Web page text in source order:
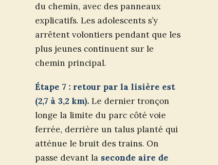
du chemin, avec des panneaux
explicatifs. Les adolescents s’y
arrêtent volontiers pendant que les
plus jeunes continuent sur le
chemin principal.
Étape 7 : retour par la lisière est
(2,7 à 3,2 km). Le dernier tronçon
longe la limite du parc côté voie
ferrée, derrière un talus planté qui
atténue le bruit des trains. On
passe devant la seconde aire de